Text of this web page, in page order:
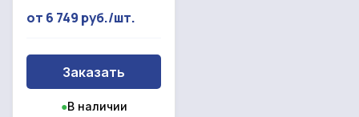
от 6 749 руб./шт.
Заказать
●В наличии